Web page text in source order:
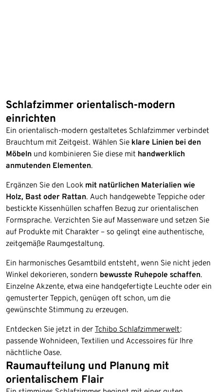
Schlafzimmer orientalisch-modern
einrichten
Ein orientalisch-modern gestaltetes Schlafzimmer verbindet
Brauchtum mit Zeitgeist. Wählen Sie klare Linien bei den
Möbeln und kombinieren Sie diese mit handwerklich
anmutenden Elementen.
Ergänzen Sie den Look mit natürlichen Materialien wie
Holz, Bast oder Rattan. Auch handgewebte Teppiche oder
bestickte Kissenhüllen schaffen Bezug zur orientalischen
Formsprache. Verzichten Sie auf Massenware und setzen Sie
auf Produkte mit Charakter – so gelingt eine authentische,
zeitgemäße Raumgestaltung.
Ein harmonisches Gesamtbild entsteht, wenn Sie nicht jeden
Winkel dekorieren, sondern bewusste Ruhepole schaffen.
Einzelne Akzente, etwa eine handgefertigte Leuchte oder ein
gemusterter Teppich, genügen oft schon, um die
gewünschte Stimmung zu erzeugen.
Entdecken Sie jetzt in der Tchibo Schlafzimmerwelt:
passende Wohnideen, Textilien und Accessoires für Ihre
nächtliche Oase.
Raumaufteilung und Planung mit
orientalischem Flair